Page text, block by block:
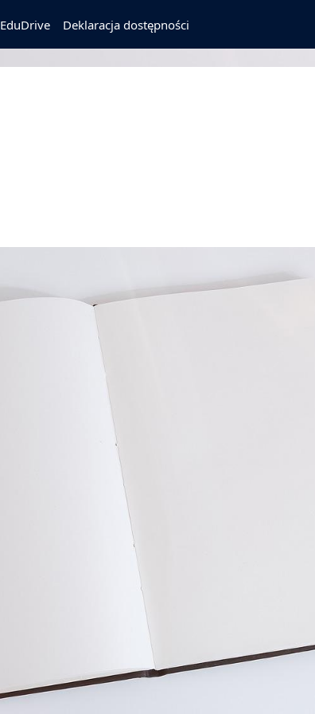
EduDrive Deklaracja dostępności